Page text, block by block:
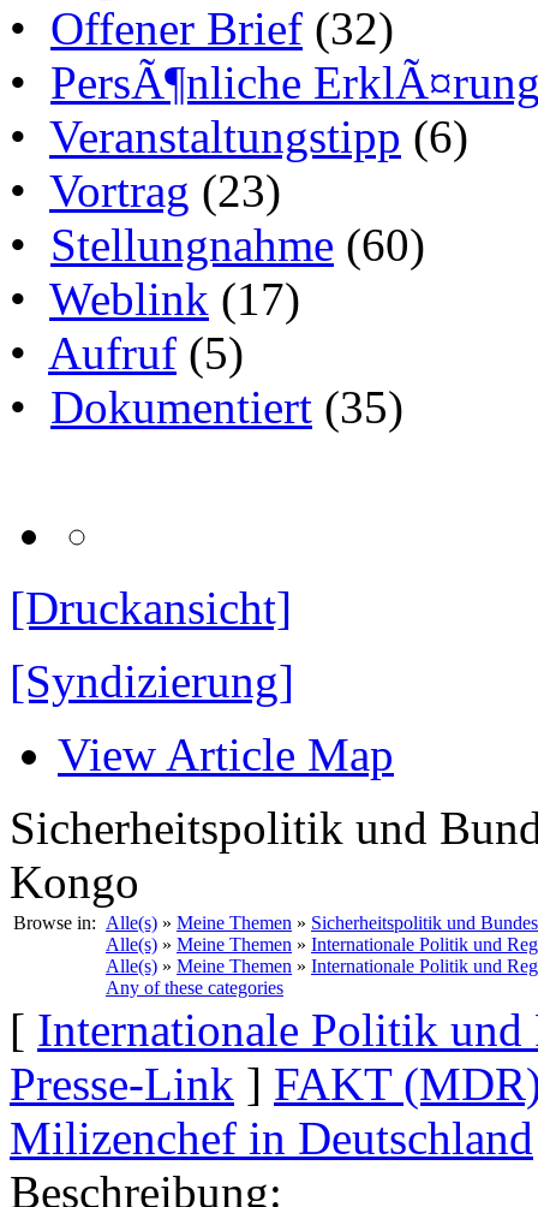
• Offener Brief (32)
• PersÃ¶nliche
• Veranstaltungstipp (6)
• Vortrag (23)
• Stellungnahme (60)
• Weblink (17)
• Aufruf (5)
• Dokumentiert (35)
[Druckansicht]
[Syndizierung]
View Article Map
Sicherheitspolitik und
Kongo
Browse in: Alle(s) » Meine Themen » Sicherheitspolitik und
Alle(s) » Meine Themen » Internationale Politik und
Alle(s) » Meine Themen » Internationale Politik und
Any of these categories
[ Internationale Politik und
Presse-Link ] FAKT
Milizenchef in Deutschland
Beschreibung: